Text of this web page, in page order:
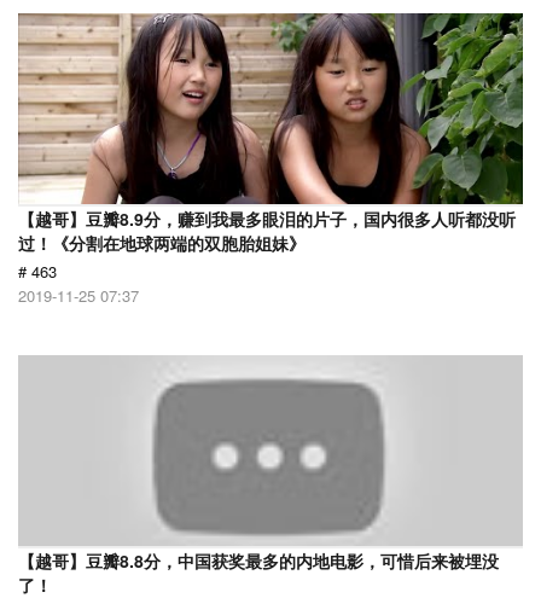
【越哥】豆瓣8.9分，赚到我最多眼泪的片子，国内很多人听都没听
过！《分割在地球两端的双胞胎姐妹》
# 463
2019-11-25 07:37
【越哥】豆瓣8.8分，中国获奖最多的内地电影，可惜后来被埋没
了！